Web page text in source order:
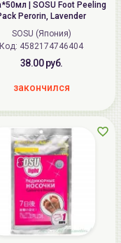
| SOSU Foot Peeling
Perorin, Lavender
SOSU (Япония)
Код: 4582174746404
38.00 руб.
закончился